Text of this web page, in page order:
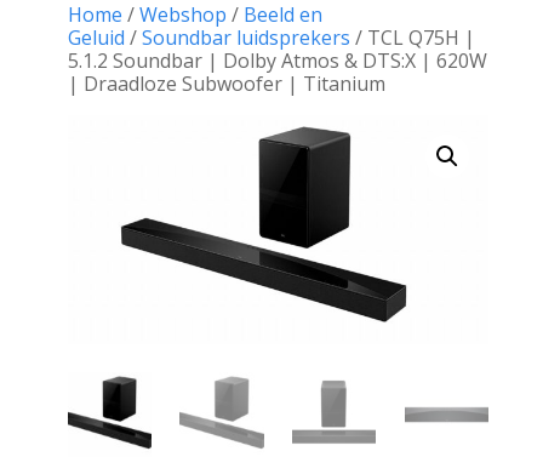
Home /Webshop / Beeld en
Geluid /Soundbar luidsprekers / TCL Q75H |
5.1.2 Soundbar | Dolby Atmos & DTS:X | 620W
| Draadloze Subwoofer | Titanium